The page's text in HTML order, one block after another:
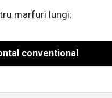
marfuri lungi:
conventional